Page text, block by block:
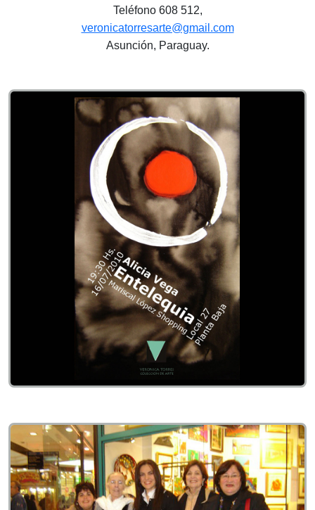
Teléfono 608 512,
veronicatorresarte@gmail.com
Asunción, Paraguay.